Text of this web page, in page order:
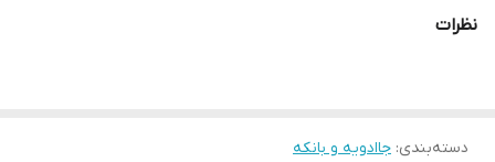
نظرات
دسته‌بندی: جاادویه و بانکه